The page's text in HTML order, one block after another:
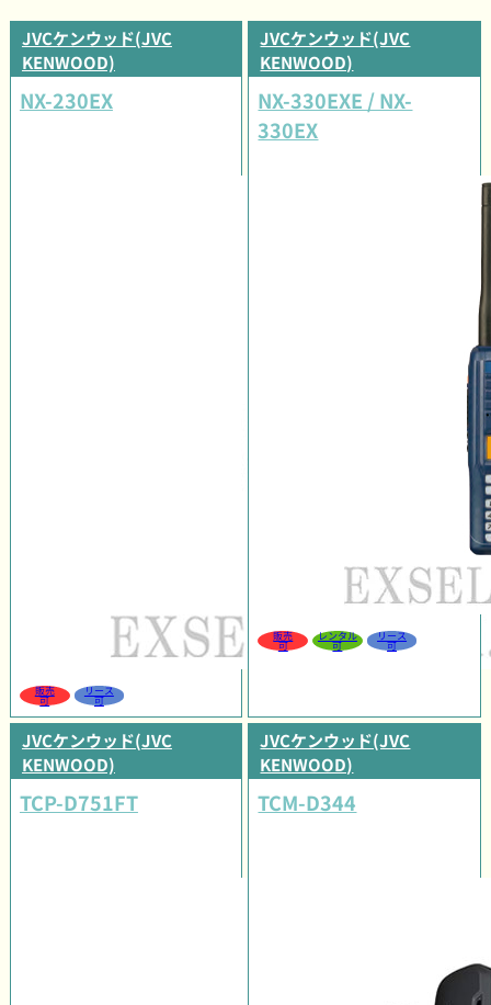
JVCケンウッド(JVC
KENWOOD)
NX-230EX
販売
可
リース
可
JVCケンウッド(JVC
KENWOOD)
NX-330EXE / NX-
330EX
販売
可
レンタル
可
リース
可
JVCケンウッド(JVC
KENWOOD)
TCP-D751FT
JVCケンウッド(JVC
KENWOOD)
TCM-D344